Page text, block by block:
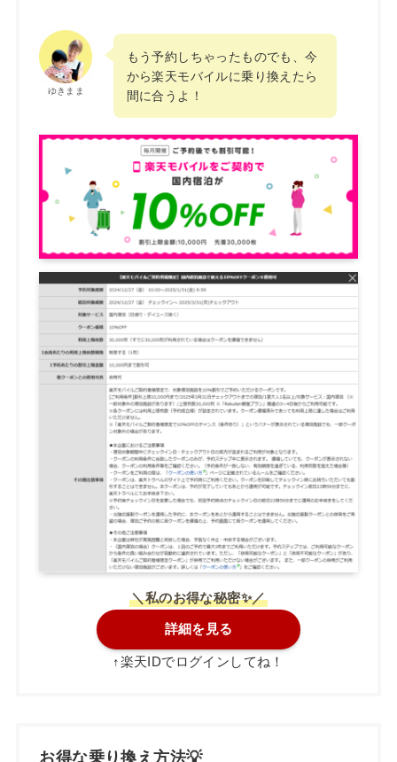
ゆきまま
もう予約しちゃったものでも、今
から楽天モバイルに乗り換えたら
間に合うよ！
＼私のお得な秘密✨／
詳細を見る
↑楽天IDでログインしてね！
お得な乗り換え方法💡